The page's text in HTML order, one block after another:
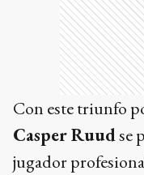
Con este triunfo
Casper Ruudse
jugador